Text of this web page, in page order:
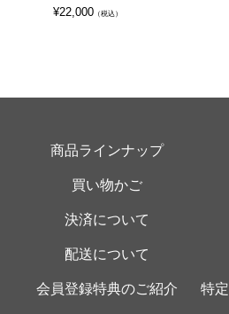
¥22,000 （税込）
商品ラインナップ
買い物かご
決済について
配送について
会員登録特典のご紹介 特